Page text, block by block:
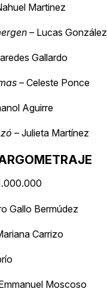
Martinez
– Lucas González
Gallardo
– Celeste Ponce
Aguirre
– Julieta Martínez
Gallo Bermúdez
Carrizo
Moscoso